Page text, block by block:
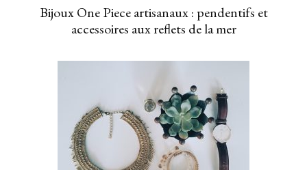
Bijoux One Piece artisanaux : pendentifs et
accessoires aux reflets de la mer